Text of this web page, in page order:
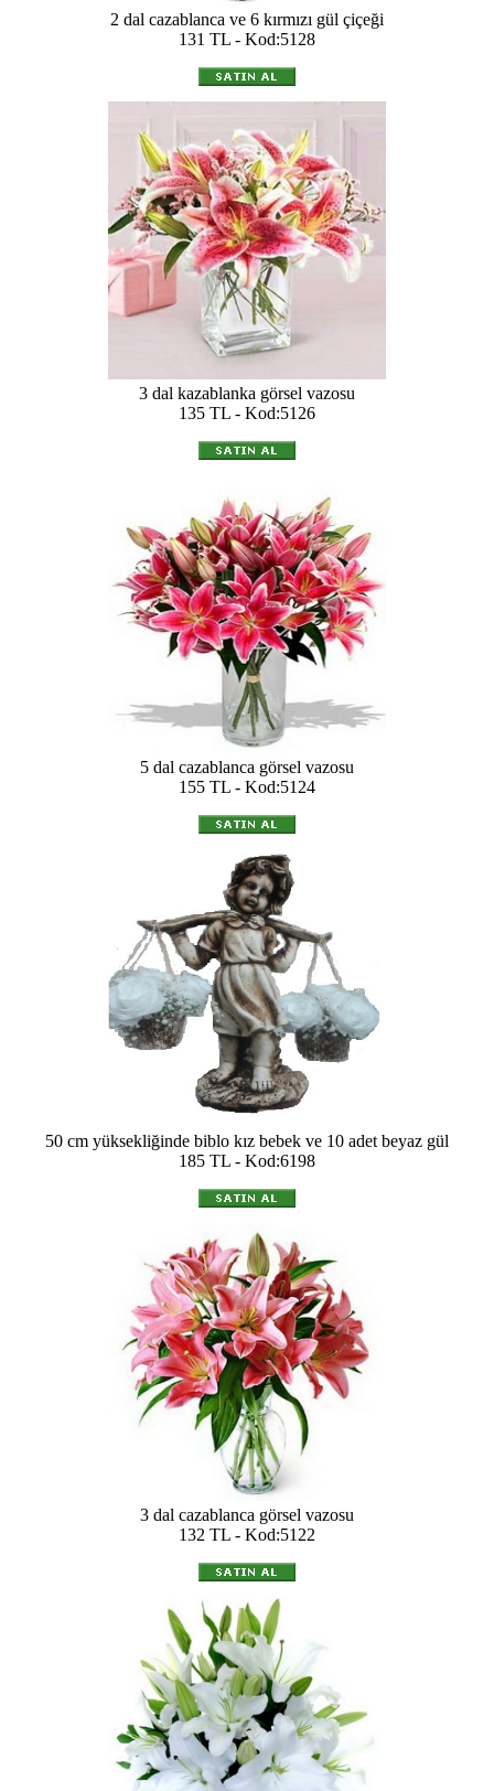
2 dal cazablanca ve 6 kırmızı gül çiçeği
131 TL - Kod:5128
3 dal kazablanka görsel vazosu
135 TL - Kod:5126
5 dal cazablanca görsel vazosu
155 TL - Kod:5124
50 cm yüksekliğinde biblo kız bebek ve 10 adet beyaz gül
185 TL - Kod:6198
3 dal cazablanca görsel vazosu
132 TL - Kod:5122